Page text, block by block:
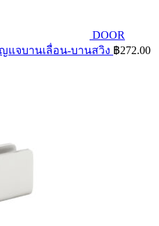
DOOR
ญแจบานเลื่อน-บานสวิง ฿272.00